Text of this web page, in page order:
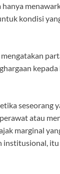
kondisi
kepada
seseorang
atau
marginal
institusional,